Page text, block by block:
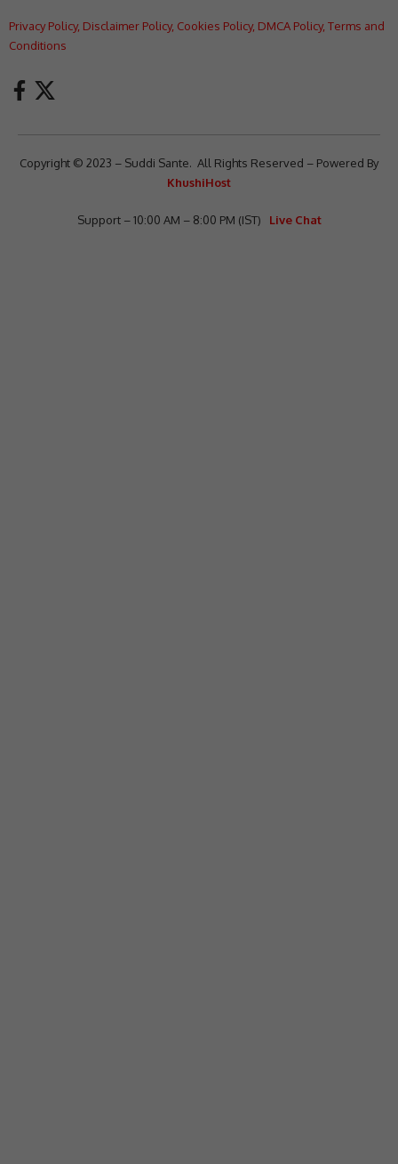
Privacy Policy, Disclaimer Policy, Cookies Policy, DMCA Policy, Terms and
Conditions
Copyright © 2023 – Suddi Sante. All Rights Reserved – Powered By
KhushiHost
Support – 10:00 AM – 8:00 PM (IST) Live Chat